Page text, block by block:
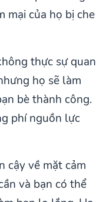
mại của họ bị che
thực sự quan
họ sẽ làm
bè thành công.
phí nguồn lực
cậy về mặt cảm
và bạn có thể